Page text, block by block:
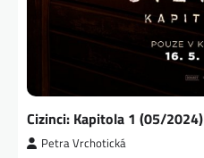
Cizinci: Kapitola 1 (05/2024)
Petra Vrchotická